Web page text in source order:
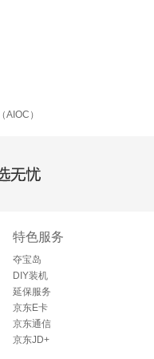
）
忧
特色服务
夺宝岛
DIY装机
延保服务
京东E卡
京东通信
京东JD+